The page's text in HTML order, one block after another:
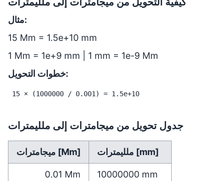
مثال:
15 Mm = 1.5e+10 mm
1 Mm = 1e+9 mm | 1 mm = 1e-9 Mm
خطوات التحويل:
15 × (1000000 / 0.001) = 1.5e+10
جدول تحويل من ميجامترات إلى ملليمترات
ميجامترات [Mm] ملليمترات [mm]
0.01 Mm 10000000 mm